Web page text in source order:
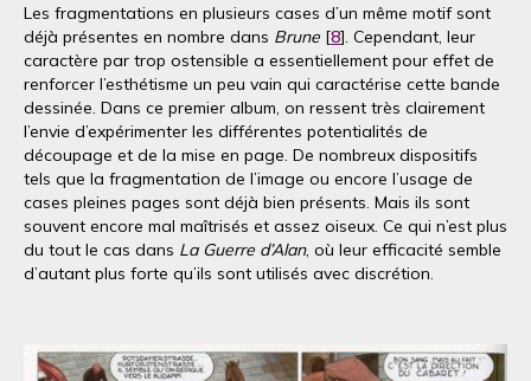
Les fragmentations en plusieurs cases d’un même motif sont
déjà présentes en nombre dans Brune [8]. Cependant, leur
caractère par trop ostensible a essentiellement pour effet de
renforcer l’esthétisme un peu vain qui caractérise cette bande
dessinée. Dans ce premier album, on ressent très clairement
l’envie d’expérimenter les différentes potentialités de
découpage et de la mise en page. De nombreux dispositifs
tels que la fragmentation de l’image ou encore l’usage de
cases pleines pages sont déjà bien présents. Mais ils sont
souvent encore mal maîtrisés et assez oiseux. Ce qui n’est plus
du tout le cas dans La Guerre d’Alan, où leur efficacité semble
d’autant plus forte qu’ils sont utilisés avec discrétion.